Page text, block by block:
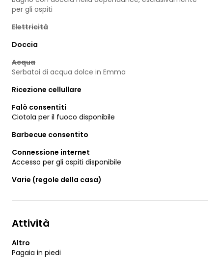
per gli ospiti
Elettricità
Doccia
Acqua
Serbatoi di acqua dolce in Emma
Ricezione cellullare
Falò consentiti
Ciotola per il fuoco disponibile
Barbecue consentito
Connessione internet
Accesso per gli ospiti disponibile
Varie (regole della casa)
Attività
Altro
Pagaia in piedi